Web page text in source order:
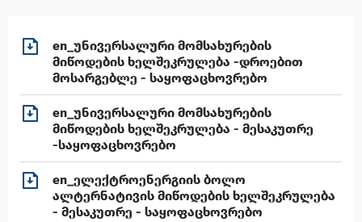
en_უნივერსალური მომსახურების
მიწოდების ხელშეკრულება -დროებით
მოსარგებლე - საყოფაცხოვრებო
en_უნივერსალური მომსახურების
მიწოდების ხელშეკრულება - მესაკუთრე
-საყოფაცხოვრებო
en_ელექტროენერგიის ბოლო
ალტერნატივის მიწოდების ხელშეკრულება
- მესაკუთრე - საყოფაცხოვრებო